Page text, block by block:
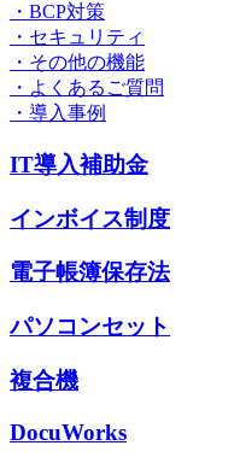
・BCP対策
・セキュリティ
・その他の機能
・よくあるご質問
・導入事例
IT導入補助金
インボイス制度
電子帳簿保存法
パソコンセット
複合機
DocuWorks